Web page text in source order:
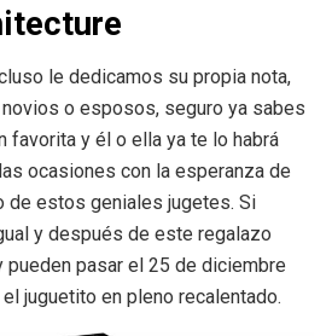
le dedicamos su propia nota,
o esposos, seguro ya sabes
favorita y él o ella ya te lo habrá
ocasiones con la esperanza de
de estos geniales jugetes. Si
y después de este regalazo
pueden pasar el 25 de diciembre
juguetito en pleno recalentado.